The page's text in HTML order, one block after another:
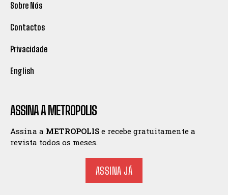
Sobre Nós
Contactos
Privacidade
English
ASSINA A METROPOLIS
Assina a METROPOLIS e recebe gratuitamente a
revista todos os meses.
ASSINA JÁ